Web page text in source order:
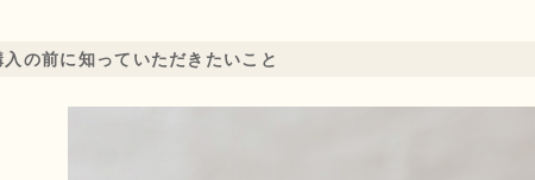
入の前に知っていただきたいこと